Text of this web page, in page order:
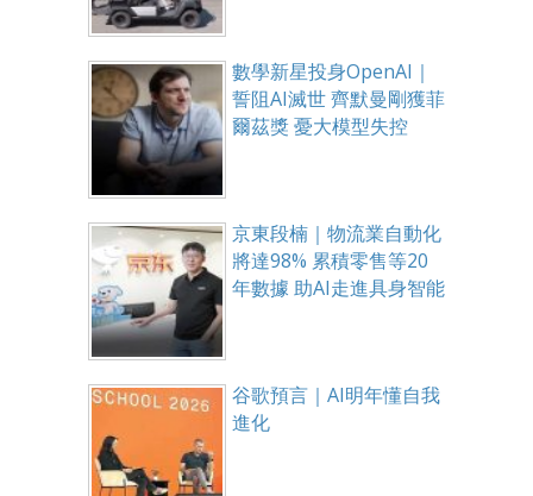
數學新星投身OpenAI｜
誓阻AI滅世 齊默曼剛獲菲
爾茲獎 憂大模型失控
京東段楠｜物流業自動化
將達98% 累積零售等20
年數據 助AI走進具身智能
谷歌預言｜AI明年懂自我
進化